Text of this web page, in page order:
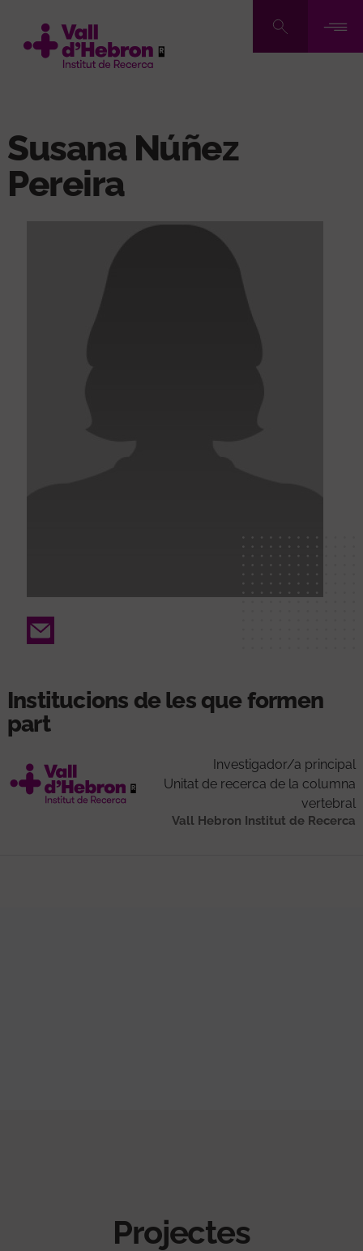
contingut
Susana Núñez
Pereira
Email
Institucions de les que formen
part
Investigador/a principal
Unitat de recerca de la columna
vertebral
Vall Hebron Institut de Recerca
Projectes